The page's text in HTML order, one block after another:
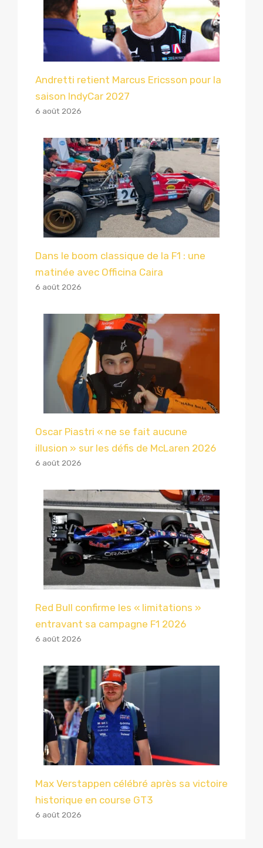
Andretti retient Marcus Ericsson pour la
saison IndyCar 2027
6 août 2026
Dans le boom classique de la F1 : une
matinée avec Officina Caira
6 août 2026
Oscar Piastri « ne se fait aucune
illusion » sur les défis de McLaren 2026
6 août 2026
Red Bull confirme les « limitations »
entravant sa campagne F1 2026
6 août 2026
Max Verstappen célébré après sa victoire
historique en course GT3
6 août 2026